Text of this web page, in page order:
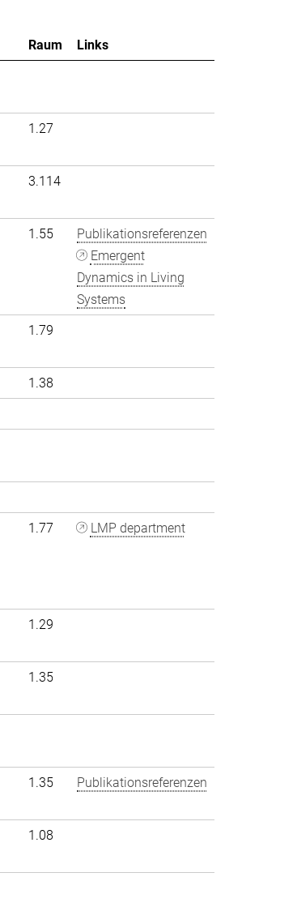
Raum
Links
1.27
3.114
1.55
Publikationsreferenzen
Emergent
Dynamics in Living
Systems
1.79
1.38
1.77 LMP department
1.29
1.35
1.35 Publikationsreferenzen
1.08